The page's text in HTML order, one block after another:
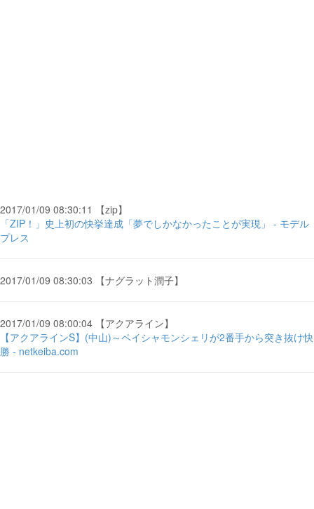
2017/01/09 08:30:11 【zip】
「ZIP！」史上初の快挙達成「夢でしかなかったことが実現」 - モデル
プレス
2017/01/09 08:30:03 【ナグラット潤子】
2017/01/09 08:00:04 【アクアライン】
【アクアラインS】(中山)～ペイシャモンシェリが2番手から突き抜け快
勝 - netkeiba.com